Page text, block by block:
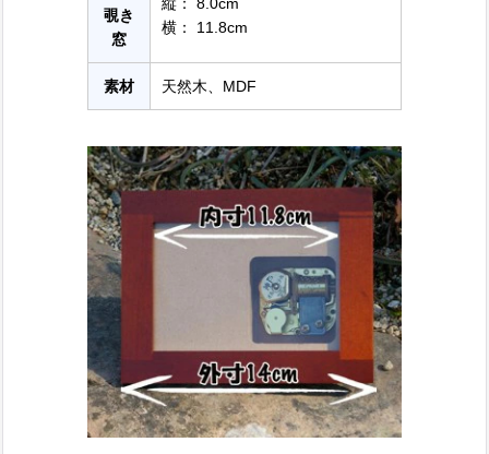
覗き
窓
横： 11.8cm
素材 天然木、MDF